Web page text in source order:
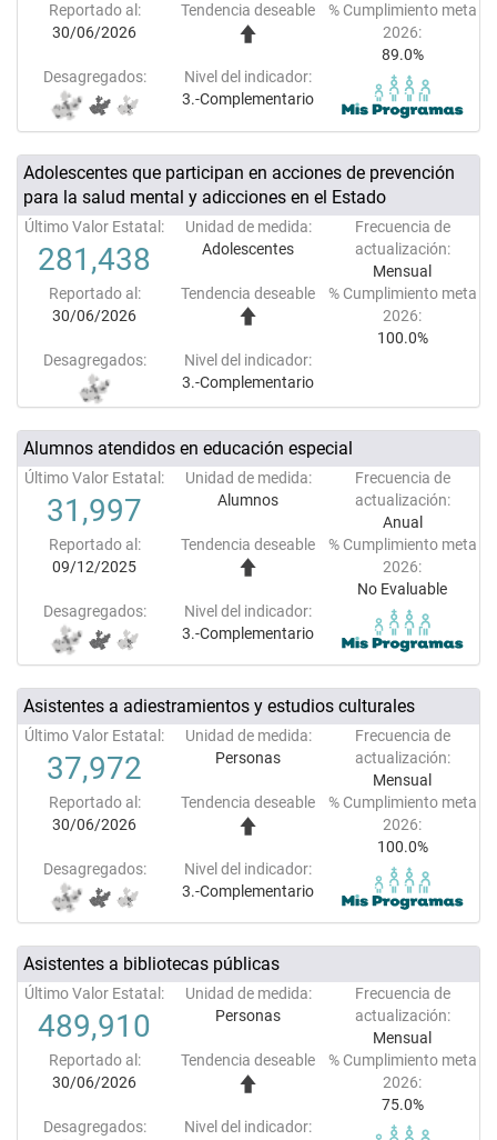
Reportado al:
30/06/2026
Tendencia deseable
% Cumplimiento meta
2026:
89.0%
Desagregados:
Nivel del indicador:
3.-Complementario
Adolescentes que participan en acciones de prevención
para la salud mental y adicciones en el Estado
Último Valor Estatal:
281,438
Unidad de medida:
Adolescentes
Frecuencia de
actualización:
Mensual
Reportado al:
30/06/2026
Tendencia deseable
% Cumplimiento meta
2026:
100.0%
Desagregados:
Nivel del indicador:
3.-Complementario
Alumnos atendidos en educación especial
Último Valor Estatal:
31,997
Unidad de medida:
Alumnos
Frecuencia de
actualización:
Anual
Reportado al:
09/12/2025
Tendencia deseable
% Cumplimiento meta
2026:
No Evaluable
Desagregados:
Nivel del indicador:
3.-Complementario
Asistentes a adiestramientos y estudios culturales
Último Valor Estatal:
37,972
Unidad de medida:
Personas
Frecuencia de
actualización:
Mensual
Reportado al:
30/06/2026
Tendencia deseable
% Cumplimiento meta
2026:
100.0%
Desagregados:
Nivel del indicador:
3.-Complementario
Asistentes a bibliotecas públicas
Último Valor Estatal:
489,910
Unidad de medida:
Personas
Frecuencia de
actualización:
Mensual
Reportado al:
30/06/2026
Tendencia deseable
% Cumplimiento meta
2026:
75.0%
Desagregados:
Nivel del indicador: